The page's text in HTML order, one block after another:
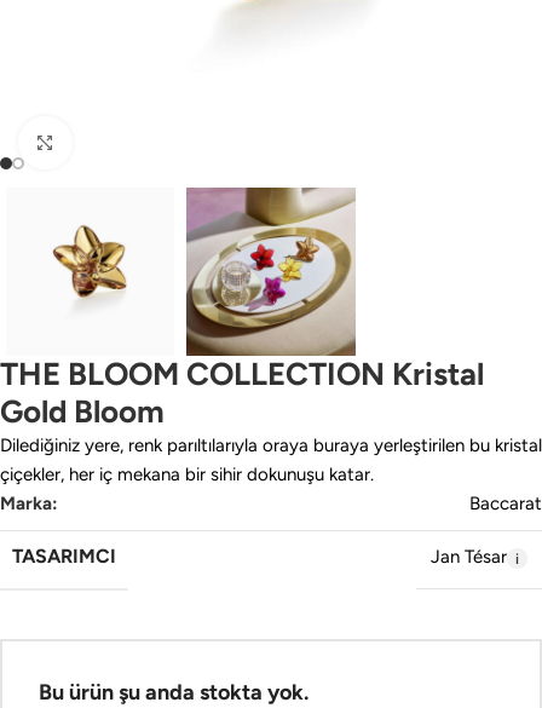
THE BLOOM COLLECTION Kristal
Gold Bloom
Dilediğiniz yere, renk parıltılarıyla oraya buraya yerleştirilen bu kristal
çiçekler, her iç mekana bir sihir dokunuşu katar.
Marka:
Baccarat
TASARIMCI Jan Tésar
Bu ürün şu anda stokta yok.